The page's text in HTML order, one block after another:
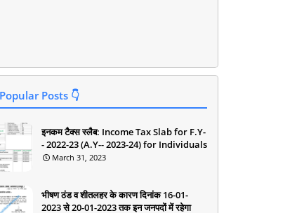
Popular Posts 👇
इनकम टैक्स स्लैब: Income Tax Slab for F.Y-
- 2022-23 (A.Y-- 2023-24) for Individuals
March 31, 2023
भीषण ठंड व शीतलहर के कारण दिनांक 16-01-
2023 से 20-01-2023 तक इन जनपदों में रहेगा